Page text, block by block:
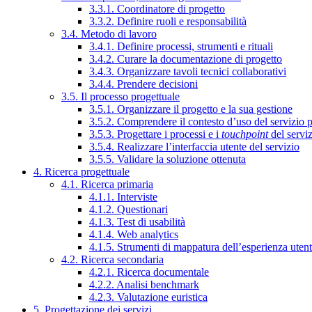
3.3.1. Coordinatore di progetto
3.3.2. Definire ruoli e responsabilità
3.4. Metodo di lavoro
3.4.1. Definire processi, strumenti e rituali
3.4.2. Curare la documentazione di progetto
3.4.3. Organizzare tavoli tecnici collaborativi
3.4.4. Prendere decisioni
3.5. Il processo progettuale
3.5.1. Organizzare il progetto e la sua gestione
3.5.2. Comprendere il contesto d’uso del servizio
3.5.3. Progettare i processi e i touchpointdel
3.5.4. Realizzare l’interfaccia utente del servizio
3.5.5. Validare la soluzione ottenuta
4. Ricerca progettuale
4.1. Ricerca primaria
4.1.1. Interviste
4.1.2. Questionari
4.1.3. Test di usabilità
4.1.4. Web analytics
4.1.5. Strumenti di mappatura dell’esperienza
4.2. Ricerca secondaria
4.2.1. Ricerca documentale
4.2.2. Analisi benchmark
4.2.3. Valutazione euristica
5. Progettazione dei servizi